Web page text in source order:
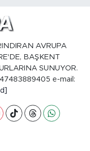
AVRUPA
BAŞKENT
SUNUYOR.
e-mail: